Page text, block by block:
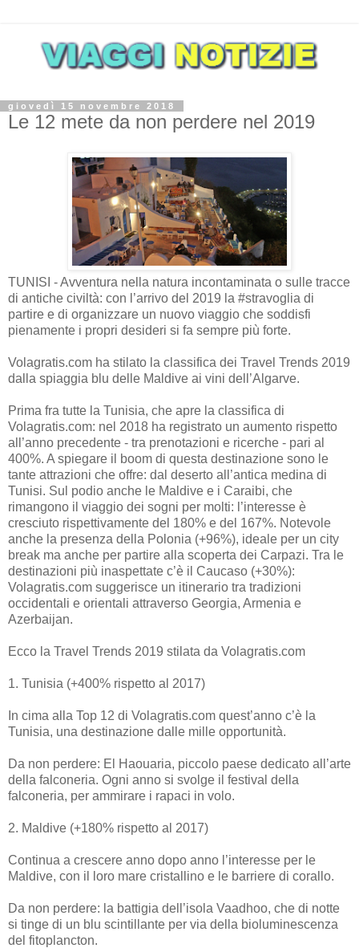
giovedì 15 novembre 2018
Le 12 mete da non perdere nel 2019
TUNISI - Avventura nella natura incontaminata o sulle tracce
di antiche civiltà: con l’arrivo del 2019 la #stravoglia di
partire e di organizzare un nuovo viaggio che soddisfi
pienamente i propri desideri si fa sempre più forte.
Volagratis.com ha stilato la classifica dei Travel Trends 2019
dalla spiaggia blu delle Maldive ai vini dell’Algarve.
Prima fra tutte la Tunisia, che apre la classifica di
Volagratis.com: nel 2018 ha registrato un aumento rispetto
all’anno precedente - tra prenotazioni e ricerche - pari al
400%. A spiegare il boom di questa destinazione sono le
tante attrazioni che offre: dal deserto all’antica medina di
Tunisi. Sul podio anche le Maldive e i Caraibi, che
rimangono il viaggio dei sogni per molti: l’interesse è
cresciuto rispettivamente del 180% e del 167%. Notevole
anche la presenza della Polonia (+96%), ideale per un city
break ma anche per partire alla scoperta dei Carpazi. Tra le
destinazioni più inaspettate c’è il Caucaso (+30%):
Volagratis.com suggerisce un itinerario tra tradizioni
occidentali e orientali attraverso Georgia, Armenia e
Azerbaijan.
Ecco la Travel Trends 2019 stilata da Volagratis.com
1. Tunisia (+400% rispetto al 2017)
In cima alla Top 12 di Volagratis.com quest’anno c’è la
Tunisia, una destinazione dalle mille opportunità.
Da non perdere: El Haouaria, piccolo paese dedicato all’arte
della falconeria. Ogni anno si svolge il festival della
falconeria, per ammirare i rapaci in volo.
2. Maldive (+180% rispetto al 2017)
Continua a crescere anno dopo anno l’interesse per le
Maldive, con il loro mare cristallino e le barriere di corallo.
Da non perdere: la battigia dell’isola Vaadhoo, che di notte
si tinge di un blu scintillante per via della bioluminescenza
del fitoplancton.